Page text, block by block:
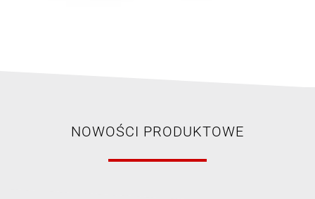
NOWOŚCI PRODUKTOWE